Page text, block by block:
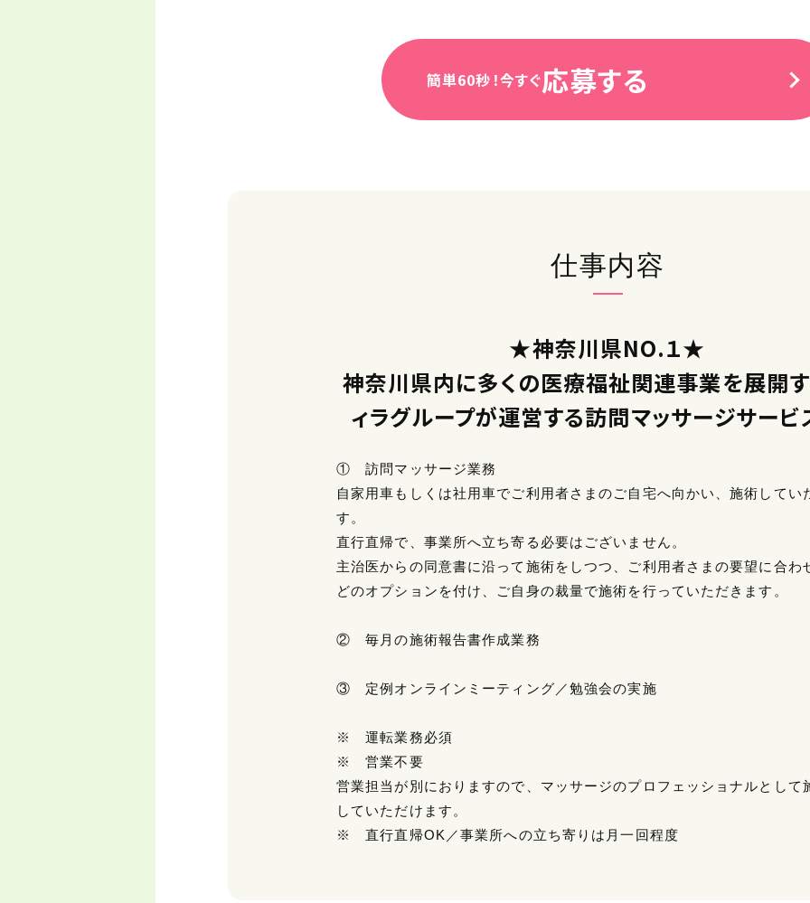
簡単60秒！今すぐ応募する
仕事内容
★神奈川県NO.１★
神奈川県内に多くの医療福祉関連事業を展開
ィラグループが運営する訪問マッサージサービ
① 訪問マッサージ業務
自家用車もしくは社用車でご利用者さまのご自宅へ向かい、施術してい
す。
直行直帰で、事業所へ立ち寄る必要はございません。
主治医からの同意書に沿って施術をしつつ、ご利用者さまの要望に合わ
どのオプションを付け、ご自身の裁量で施術を行っていただきます。
② 毎月の施術報告書作成業務
③ 定例オンラインミーティング／勉強会の実施
※ 運転業務必須
※ 営業不要
営業担当が別におりますので、マッサージのプロフェッショナルとして
していただけます。
※ 直行直帰OK／事業所への立ち寄りは月一回程度